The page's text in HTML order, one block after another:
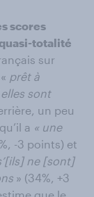
scores
totalité
sur
prêt à
sont
un peu
a « une
-3 points) et
ne [sont]
» (34%, +3